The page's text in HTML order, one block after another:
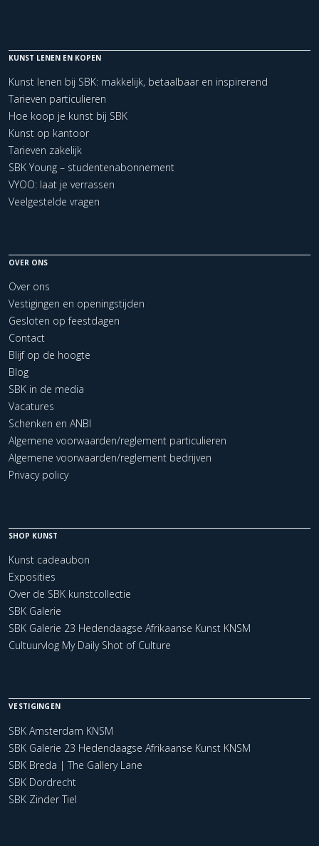
KUNST LENEN EN KOPEN
Kunst lenen bij SBK: makkelijk, betaalbaar en inspirerend
Tarieven particulieren
Hoe koop je kunst bij SBK
Kunst op kantoor
Tarieven zakelijk
SBK Young – studentenabonnement
VYOO: laat je verrassen
Veelgestelde vragen
OVER ONS
Over ons
Vestigingen en openingstijden
Gesloten op feestdagen
Contact
Blijf op de hoogte
Blog
SBK in de media
Vacatures
Schenken en ANBI
Algemene voorwaarden/reglement particulieren
Algemene voorwaarden/reglement bedrijven
Privacy policy
SHOP KUNST
Kunst cadeaubon
Exposities
Over de SBK kunstcollectie
SBK Galerie
SBK Galerie 23 Hedendaagse Afrikaanse Kunst KNSM
Cultuurvlog My Daily Shot of Culture
VESTIGINGEN
SBK Amsterdam KNSM
SBK Galerie 23 Hedendaagse Afrikaanse Kunst KNSM
SBK Breda | The Gallery Lane
SBK Dordrecht
SBK Zinder Tiel